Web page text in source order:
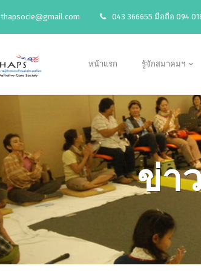
thapsocie@gmail.com 043 366655 มือถือ 094
หน้าแรก รู้จักสมาคมฯ
ข่า